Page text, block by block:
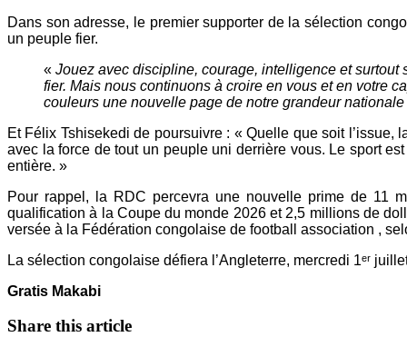
Dans son adresse, le premier supporter de la sélection
un peuple fier.
« Jouez avec discipline, courage, intelligence et
fier. Mais nous continuons à croire en vous et en votre
couleurs une nouvelle page de notre grandeur nationale
Et Félix Tshisekedi de poursuivre : « Quelle que soit
avec la force de tout un peuple uni derrière vous. Le sport
entière. »
Pour rappel, la RDC percevra une nouvelle prime de 11
qualification à la Coupe du monde 2026 et 2,5 millions de
versée à la Fédération congolaise de football association ,
La sélection congolaise défiera l’Angleterre, mercredi 1ᵉʳ
Gratis Makabi
Share this article